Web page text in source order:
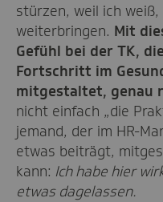
stürzen, weil ich
weiterbringen. Mit
Gefühl bei der TK,
Fortschritt im
mitgestaltet, genau
nicht einfach „die
jemand, der im HR-
etwas beiträgt,
kann: Ich habe hier
etwas dagelassen.